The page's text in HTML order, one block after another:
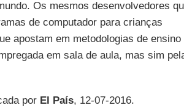
Os mesmos desenvolvedores
de computador para crianças
apostam em metodologias de ensino
em sala de aula, mas sim
por El País, 12-07-2016.